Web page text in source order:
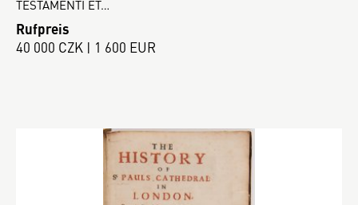
TESTAMENTI ET…
Rufpreis
40 000 CZK | 1 600 EUR